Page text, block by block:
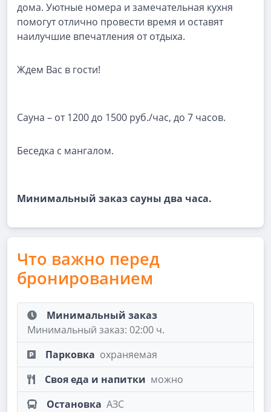
дома. Уютные номера и замечательная кухня
помогут отлично провести время и оставят
наилучшие впечатления от отдыха.
Ждем Вас в гости!
Сауна – от 1200 до 1500 руб./час, до 7 часов.
Беседка с мангалом.
Минимальный заказ сауны два часа.
Что важно перед
бронированием
Минимальный заказ
Минимальный заказ: 02:00 ч.
Парковка охраняемая
Своя еда и напитки можно
Остановка АЗС